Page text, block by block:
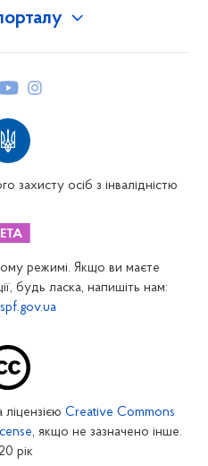
захисту осіб з інвалідністю
режимі. Якщо ви маєте
будь ласка, напишіть нам:
Creative Commons
, якщо не зазначено інше.
рік